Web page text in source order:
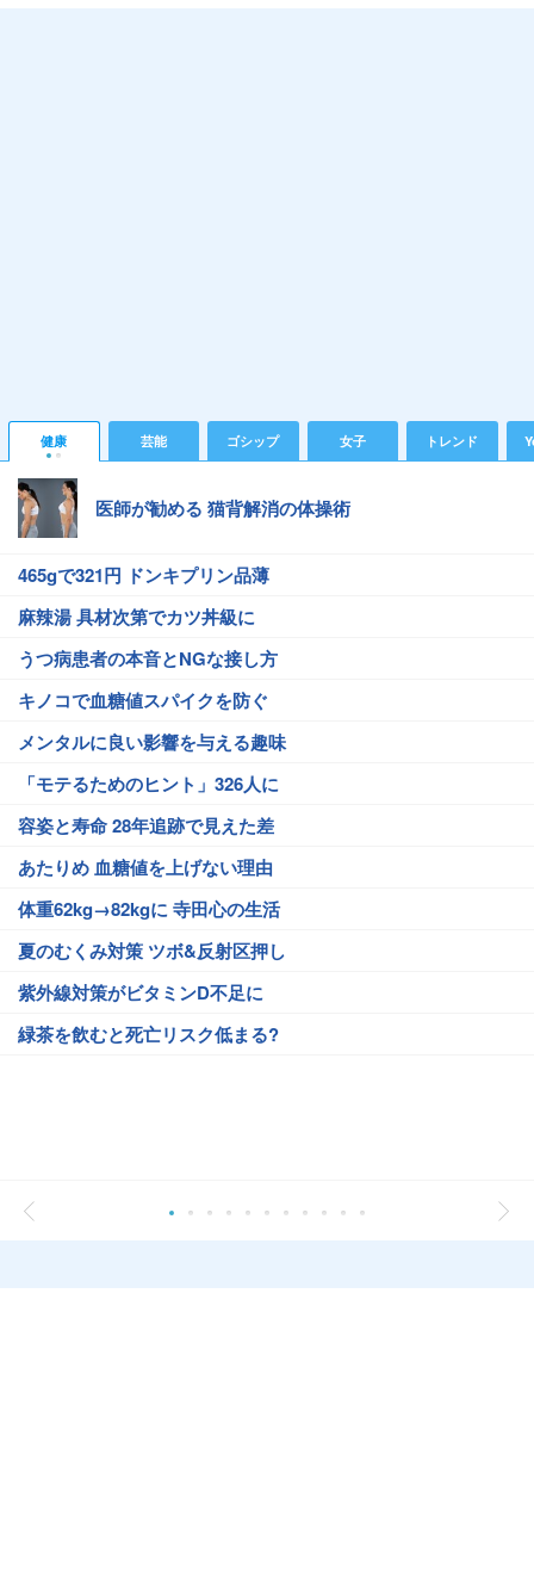
健康 芸能 ゴシップ 女子 トレンド
医師が勧める 猫背解消の体操術
465gで321円 ドンキプリン品薄
麻辣湯 具材次第でカツ丼級に
うつ病患者の本音とNGな接し方
キノコで血糖値スパイクを防ぐ
メンタルに良い影響を与える趣味
「モテるためのヒント」326人に
容姿と寿命 28年追跡で見えた差
あたりめ 血糖値を上げない理由
体重62kg→82kgに 寺田心の生活
夏のむくみ対策 ツボ&反射区押し
紫外線対策がビタミンD不足に
緑茶を飲むと死亡リスク低まる?